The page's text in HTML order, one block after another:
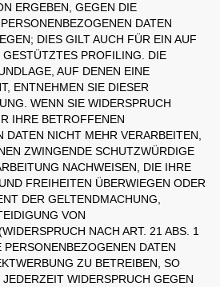
ERGEBEN, GEGEN DIE
DATEN
DIES GILT AUCH FÜR EIN AUF
PROFILING. DIE
AUF DENEN EINE
ENTNEHMEN SIE DIESER
WENN SIE WIDERSPRUCH
IHRE BETROFFENEN
DATEN NICHT MEHR VERARBEITEN,
ZWINGENDE SCHUTZWÜRDIGE
NACHWEISEN, DIE IHRE
FREIHEITEN ÜBERWIEGEN ODER
DER GELTENDMACHUNG,
VON
NACH ART. 21 ABS. 1
DATEN
ZU BETREIBEN, SO
WIDERSPRUCH GEGEN